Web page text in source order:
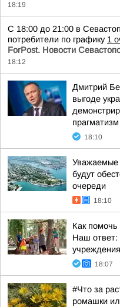
18:19
С 18:00 до 21:00 в
потребители по графику 1
ForPost. Новости
18:12
Дмитрий
выгоде
прагматизм
18:10
Уважаемые
будут
очереди
18:10
Как помочь
Наш ответ:
18:07
#Что за
ромашки